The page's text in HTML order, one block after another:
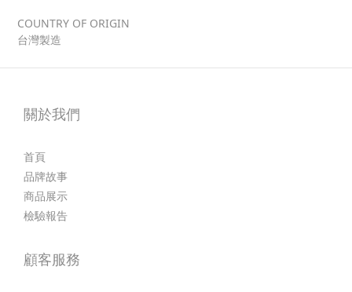
COUNTRY OF ORIGIN
台灣製造
關於我們
首頁
品牌故事
商品展示
檢驗報告
顧客服務